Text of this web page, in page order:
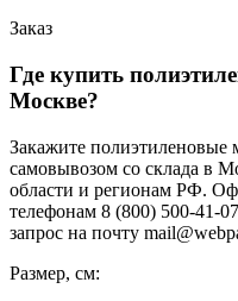
Заказ
Где купить
Москве?
Закажите
самовывозом со склада в
области и регионам РФ.
телефонам 8 (800) 500-41-
запрос на почту
Размер, см: